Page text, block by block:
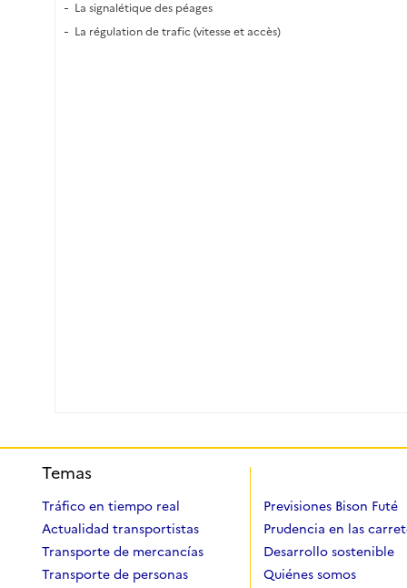
La signalétique des péages
La régulation de trafic (vitesse et accès)
Temas
Tráfico en tiempo real
Actualidad transportistas
Transporte de mercancías
Transporte de personas
Previsiones Bison Futé
Prudencia en las
Desarrollo sostenible
Quiénes somos